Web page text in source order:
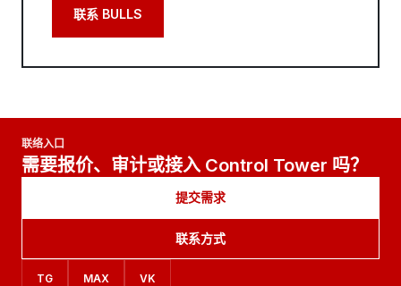
联系 BULLS
联络入口
需要报价、审计或接入 Control Tower 吗？
提交需求
联系方式
TG MAX VK